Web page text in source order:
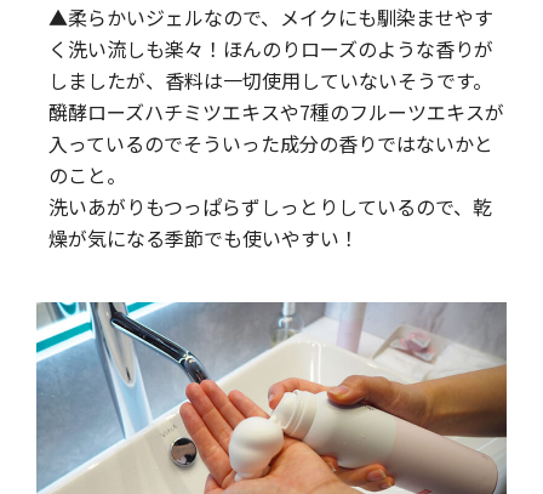
▲柔らかいジェルなので、メイクにも馴染ませやす
く洗い流しも楽々！ほんのりローズのような香りが
しましたが、香料は一切使用していないそうです。
醗酵ローズハチミツエキスや7種のフルーツエキスが
入っているのでそういった成分の香りではないかと
のこと。
洗いあがりもつっぱらずしっとりしているので、乾
燥が気になる季節でも使いやすい！